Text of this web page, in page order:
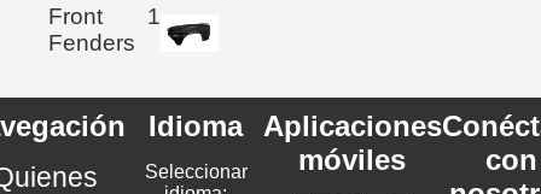
Front
Fenders
1
Idioma
Seleccionar
Aplicaciones
móviles
con